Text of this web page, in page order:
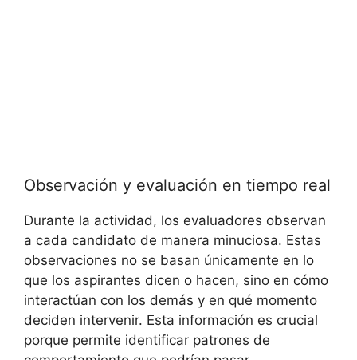
Observación y evaluación en tiempo real
Durante la actividad, los evaluadores observan
a cada candidato de manera minuciosa. Estas
observaciones no se basan únicamente en lo
que los aspirantes dicen o hacen, sino en cómo
interactúan con los demás y en qué momento
deciden intervenir. Esta información es crucial
porque permite identificar patrones de